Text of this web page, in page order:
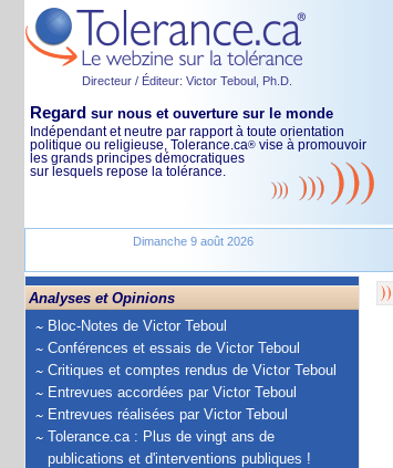
Directeur / Éditeur: Victor Teboul, Ph.D.
Regard sur nous et ouverture sur le monde
Indépendant et neutre par rapport à toute orientation
politique ou religieuse, Tolerance.ca® vise à promouvoir
les grands principes démocratiques
sur lesquels repose la tolérance.
Dimanche 9 août 2026
Analyses et Opinions
Bloc-Notes de Victor Teboul
Conférences et essais de Victor Teboul
Critiques et comptes rendus de Victor Teboul
Entrevues accordées par Victor Teboul
Entrevues réalisées par Victor Teboul
Tolerance.ca : Plus de vingt ans de
publications et d'interventions publiques !